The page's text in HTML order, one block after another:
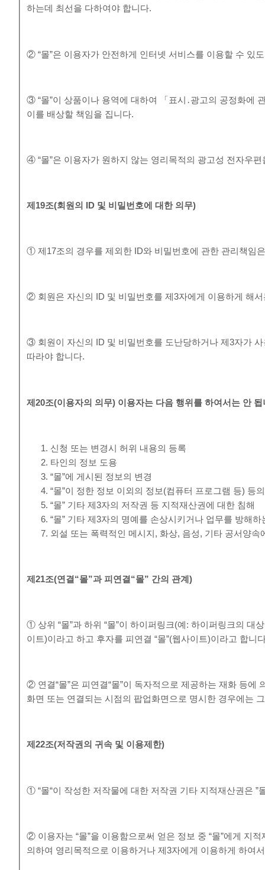
하는데 최선을 다하여야 합니다.
② “몰”은 이용자가 안전하게 인터넷 서비스를 이용할 수 있
③ “몰”이 상품이나 용역에 대하여 「표시․광고의 공정화에
이를 배상할 책임을 집니다.
④ “몰”은 이용자가 원하지 않는 영리목적의 광고성 전자우
제 19조(회원의 ID 및 비밀번호에 대한 의무)
① 제17조의 경우를 제외한 ID와 비밀번호에 관한 관리책임
② 회원은 자신의 ID 및 비밀번호를 제3자에게 이용하게 해
③ 회원이 자신의 ID 및 비밀번호를 도난당하거나 제3자가
따라야 합니다.
제20조(이용자의 의무) 이용자는 다음 행위를 하여서는 안 됩
신청 또는 변경시 허위 내용의 등록
타인의 정보 도용
“몰”에 게시된 정보의 변경
“몰”이 정한 정보 이외의 정보(컴퓨터 프로그램 등) 등
“몰” 기타 제3자의 저작권 등 지적재산권에 대한 침해
“몰” 기타 제3자의 명예를 손상시키거나 업무를 방해하
외설 또는 폭력적인 메시지, 화상, 음성, 기타 공서양
제21조(연결 “몰”과 피연결 “몰” 간의 관계)
① 상위 “몰”과 하위 “몰”이 하이퍼링크(예: 하이퍼링크의 대
이트)이라고 하고 후자를 피연결 “몰”(웹사이트)이라고 합니
② 연결“몰”은 피연결“몰”이 독자적으로 제공하는 재화 등에
화면 또는 연결되는 시점의 팝업화면으로 명시한 경우에는
제22조(저작권의 귀속 및 이용제한)
① “몰“이 작성한 저작물에 대한 저작권 기타 지적재산권은 ”
② 이용자는 “몰”을 이용함으로써 얻은 정보 중 “몰”에게 지
의하여 영리목적으로 이용하거나 제3자에게 이용하게 하여